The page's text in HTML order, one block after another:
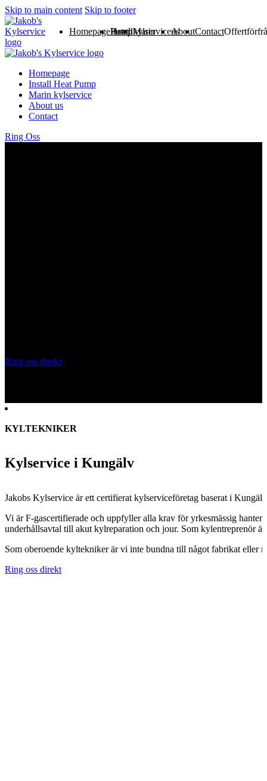
Skip to main content Skip to footer
HomepageInstall Heat PumpMarin kylserviceAbout us Contact
Homepage
Install Heat Pump
Marin kylservice
About us
Contact
Ring Oss
Ring oss direkt
Kylservice i Kungälv
Jakobs Kylservice är ett certifierat kylserviceföretag baserat i Kungälv
Vi är F-gascertifierade och uppfyller alla krav för yrkesmässig
underhållsavtal till akut kylreparation och jour. Som kylentreprenör
Som oberoende kyltekniker är vi inte bundna till något fabrikat eller
KYLTEKNIKER
Ring oss direkt